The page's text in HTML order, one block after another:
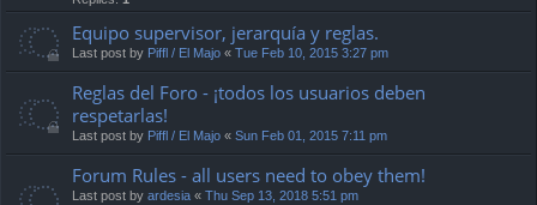
Equipo supervisor, jerarquía y reglas.
Last post by Piffl / El Majo « Tue Feb 10, 2015 3:27 pm
Reglas del Foro - ¡todos los usuarios deben
respetarlas!
Last post by Piffl / El Majo « Sun Feb 01, 2015 7:11 pm
Forum Rules - all users need to obey them!
Last post by ardesia « Thu Sep 13, 2018 5:51 pm